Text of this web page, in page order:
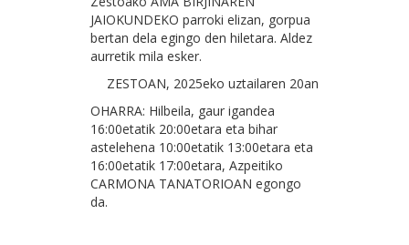
JAIOKUNDEKO parroki elizan, gorpua
bertan dela egingo den hiletara. Aldez
aurretik mila esker.
ZESTOAN, 2025eko uztailaren 20an
OHARRA: Hilbeila, gaur igandea
16:00etatik 20:00etara eta bihar
astelehena 10:00etatik 13:00etara eta
16:00etatik 17:00etara, Azpeitiko
CARMONA TANATORIOAN egongo
da.